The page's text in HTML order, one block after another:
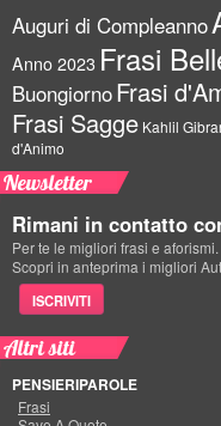
Auguri di Compleanno
Anno 2023 Frasi
BuongiornoFrasi
Frasi Sagge Kahlil
d'Animo
Newsletter
Rimani in contatto
Per te le migliori frasi e aforismi.
Scopri in anteprima i migliori
ISCRIVITI
Altri siti
PENSIERIPAROLE
Frasi